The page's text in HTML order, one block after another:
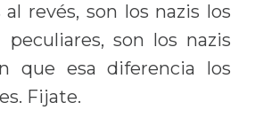
revés, son los nazis los
son los nazis
que esa diferencia los
Fijate.